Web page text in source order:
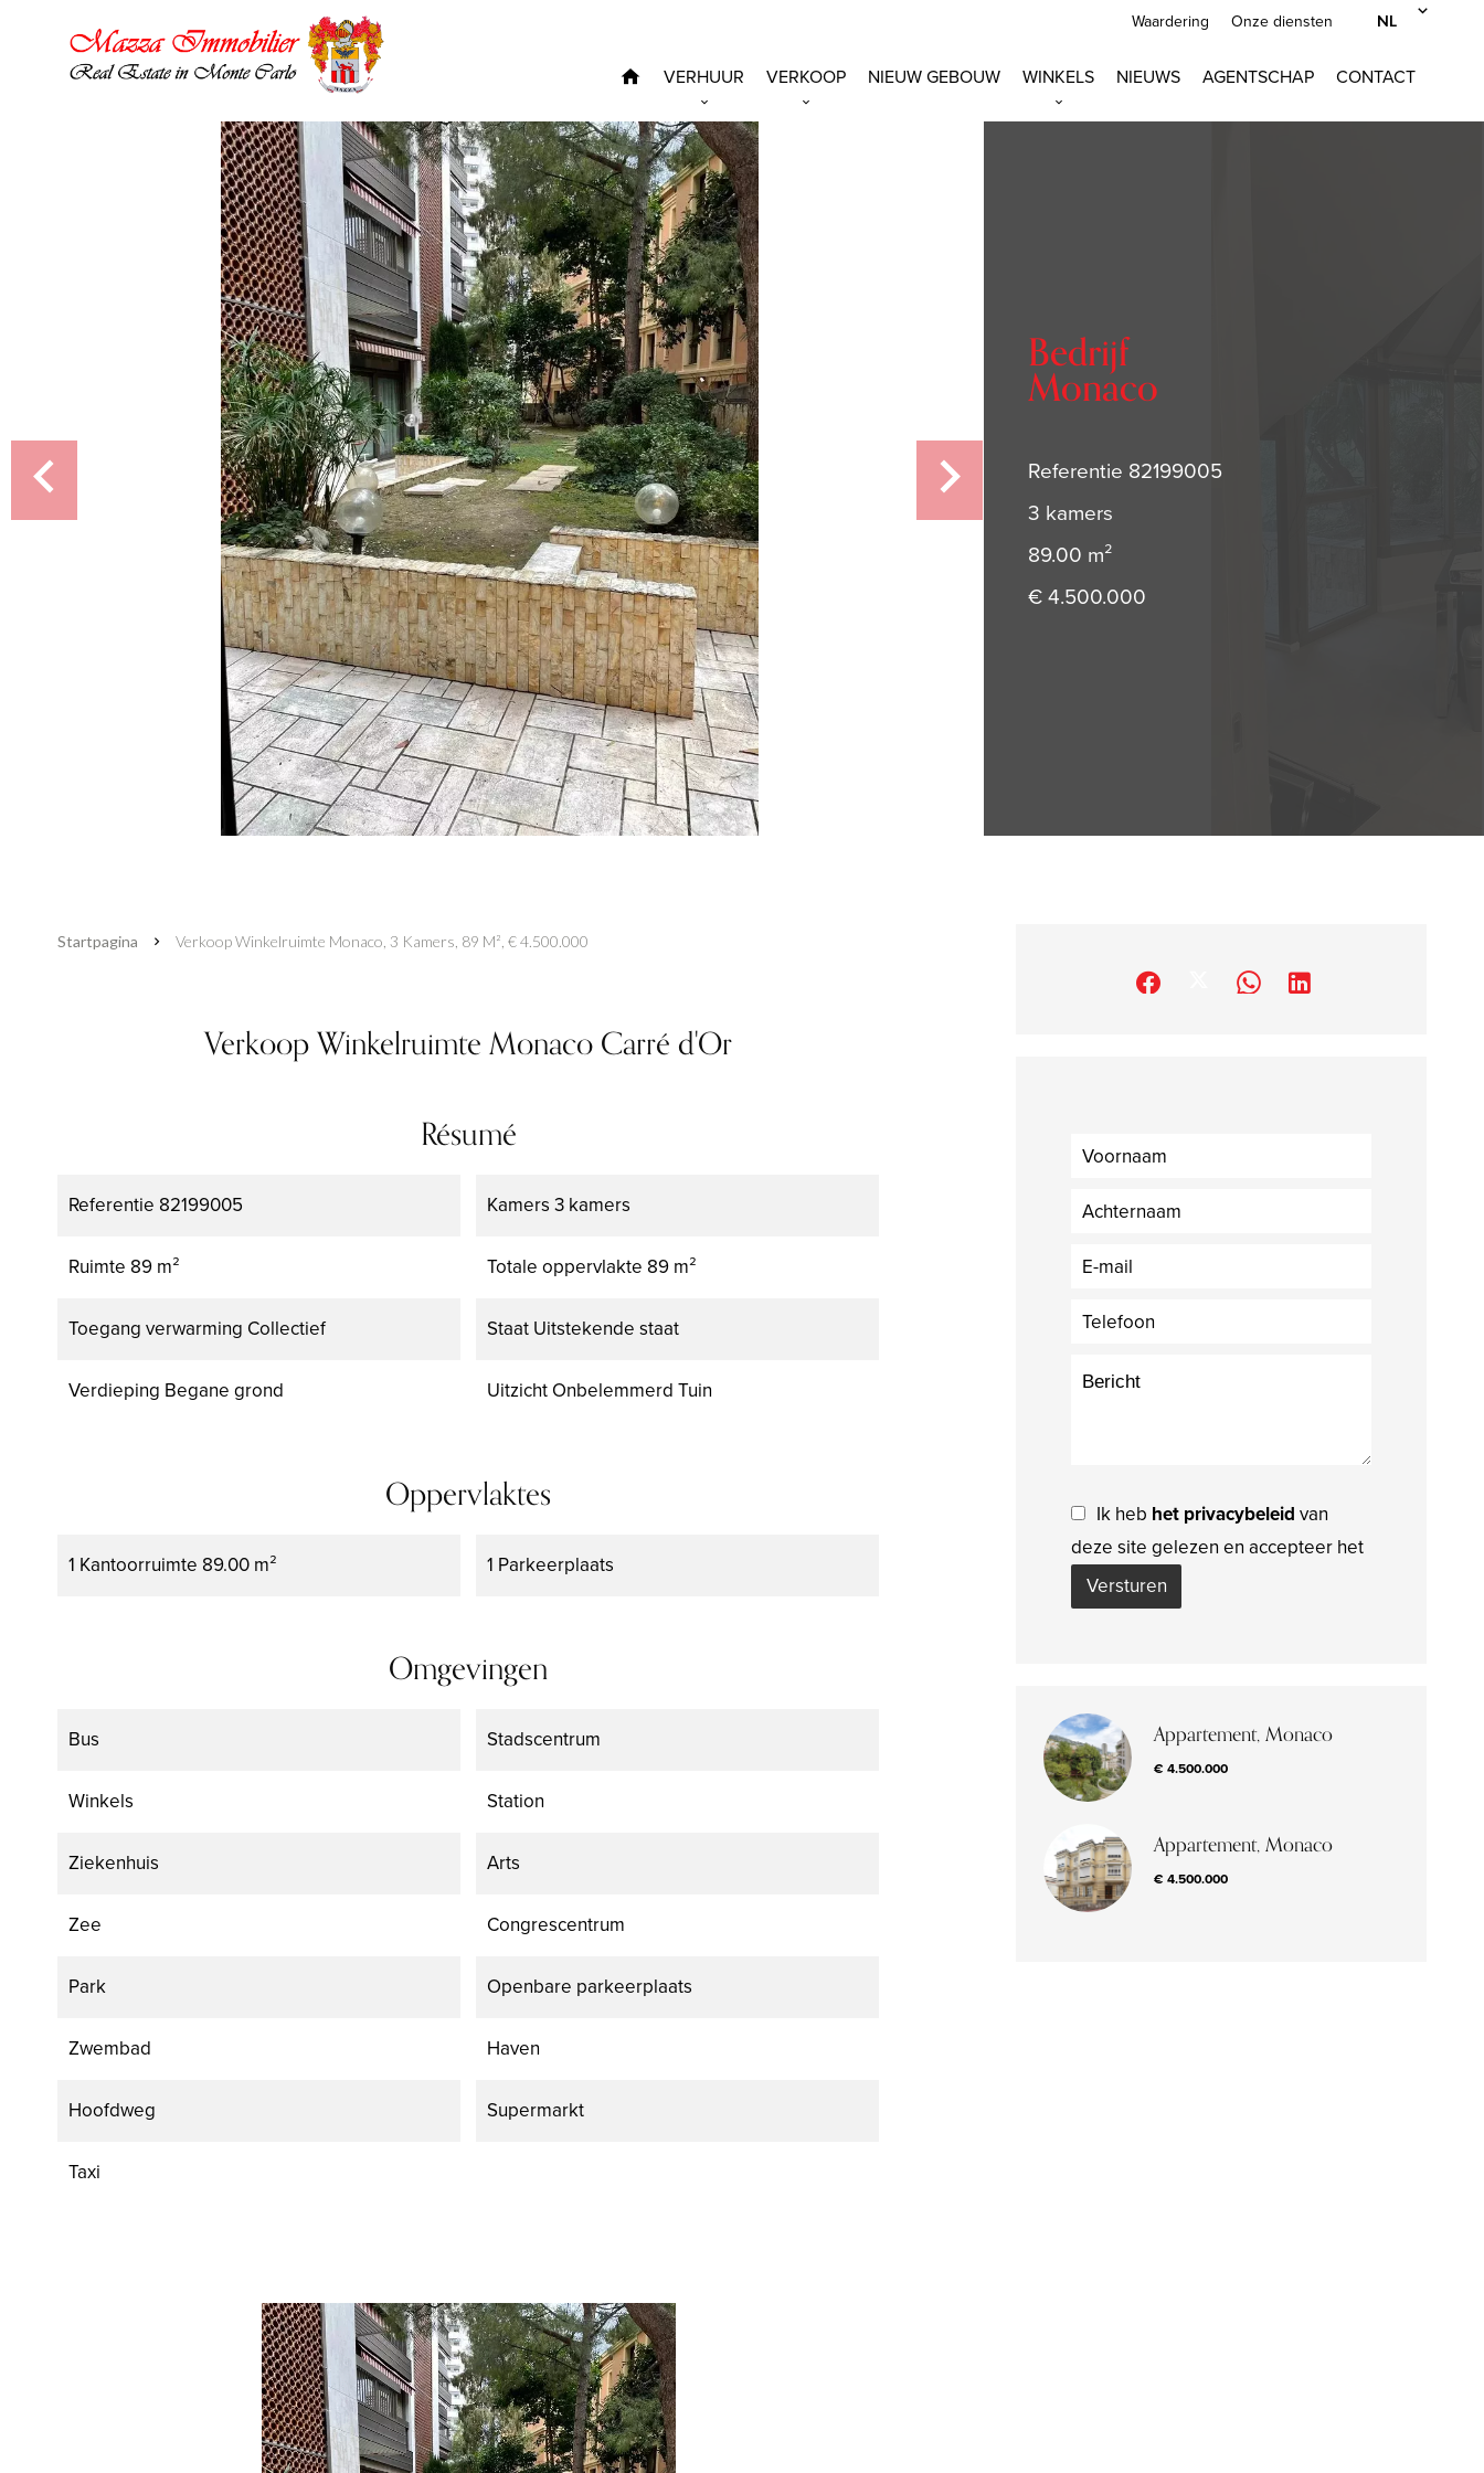
Waardering Onze diensten NL
VERHUUR VERKOOP NIEUW GEBOUW WINKELS NIEUWS AGENTSCHAP CONTACT
Bedrijf
Monaco
Referentie 82199005
3 kamers
89.00 m²
€ 4.500.000
Startpagina Verkoop Winkelruimte Monaco, 3 Kamers, 89 M², € 4.500.000
Verkoop Winkelruimte Monaco Carré d'Or
Résumé
Referentie 82199005 Kamers3 kamers
Ruimte 89 m² Totale oppervlakte 89 m²
Toegang verwarming Collectief Staat Uitstekende staat
Verdieping Begane grond Uitzicht Onbelemmerd Tuin
Oppervlaktes
1 Kantoorruimte 89.00 m² 1 Parkeerplaats
Omgevingen
Bus Stadscentrum
Winkels Station
Ziekenhuis Arts
Zee Congrescentrum
Park Openbare parkeerplaats
Zwembad Haven
Hoofdweg Supermarkt
Taxi
Ik heb het privacybeleid van
deze site gelezen en accepteer het
Versturen
Appartement, Monaco
€ 4.500.000
Appartement, Monaco
€ 4.500.000